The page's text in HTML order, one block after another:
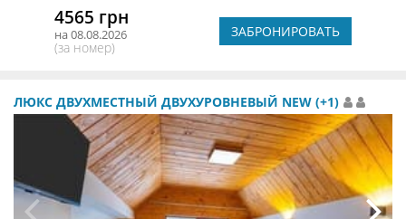
4565 грн
на 08.08.2026
(за номер)
ЗАБРОНИРОВАТЬ
ЛЮКС ДВУХМЕСТНЫЙ ДВУХУРОВНЕВЫЙ NEW (+1)